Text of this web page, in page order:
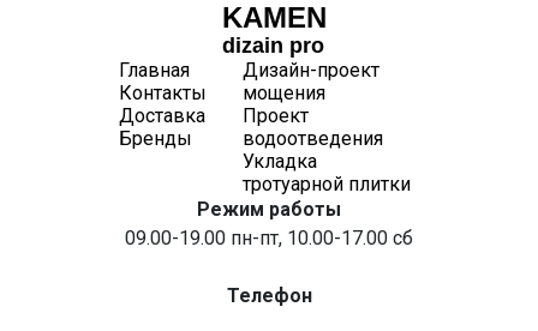
KAMEN
dizain pro
Главная
Контакты
Доставка
Бренды
Дизайн-проект
мощения
Проект
водоотведения
Укладка
тротуарной плитки
Режим работы
09.00-19.00 пн-пт, 10.00-17.00 сб
Телефон